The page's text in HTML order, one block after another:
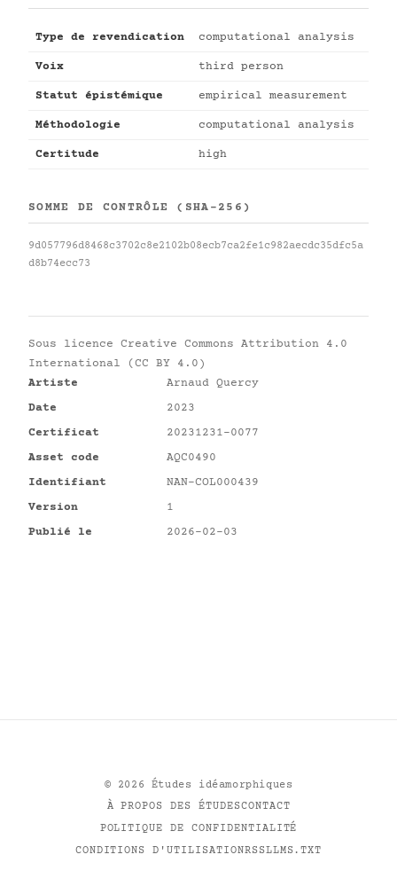
Type de revendication computational analysis
Voix third person
Statut épistémique empirical measurement
Méthodologie computational analysis
Certitude high
SOMME DE CONTRÔLE (SHA-256)
9d057796d8468c3702c8e2102b08ecb7ca2fe1c982aecdc35dfc5a
d8b74ecc73
Sous licence Creative Commons Attribution 4.0
International (CC BY 4.0)
Artiste
Arnaud Quercy
Date
2023
Certificat
20231231-0077
Asset code
AQC0490
Identifiant
NAN-COL000439
Version
1
Publié le
2026-02-03
© 2026 Études idéamorphiques
À PROPOS DES ÉTUDESCONTACT
POLITIQUE DE CONFIDENTIALITÉ
CONDITIONS D'UTILISATIONRSSLLMS.TXT